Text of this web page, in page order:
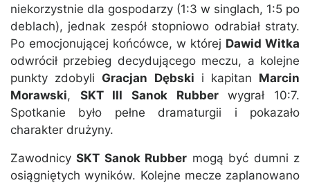
niekorzystnie dla gospodarzy (1:3 w singlach, 1:5 po
deblach), jednak zespół stopniowo odrabiał straty.
Po emocjonującej końcówce, w której Dawid Witka
odwrócił przebieg decydującego meczu, a kolejne
punkty zdobyli Gracjan Dębski i kapitan Marcin
Morawski, SKT III Sanok Rubberwygrał 10:7.
Spotkanie było pełne dramaturgii i pokazało
charakter drużyny.
ZawodnicySKT Sanok Rubber mogą być dumni z
osiągniętych wyników. Kolejne mecze zaplanowano